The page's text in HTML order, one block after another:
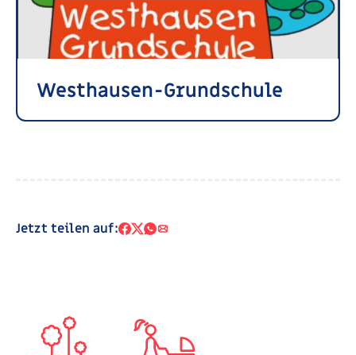
Westhausen-Grundschule
Jetzt teilen auf: